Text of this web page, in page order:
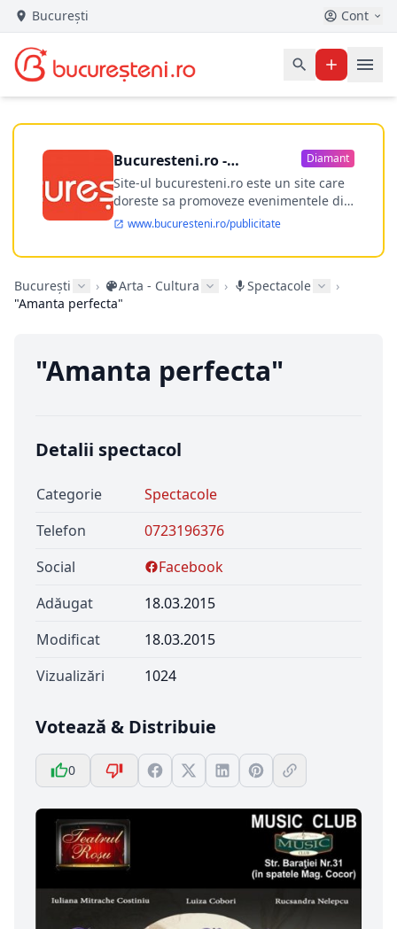
București Cont
Bucuresteni.ro -
publicitate online
Diamant
Site-ul bucuresteni.ro este un site care
doreste sa promoveze evenimentele din
Bucuresti si nu numai, sa puna la
dispozitia utilizatorului cea mai
performanta harta electronica a
ofere posibilitatea firmel...
www.bucuresteni.ro/publicitate
București › Arta - Cultura › Spectacole
›
"Amanta perfecta"
"Amanta perfecta"
Detalii spectacol
Categorie
Spectacole
Telefon
0723196376
Social
Facebook
Adăugat
18.03.2015
Modificat
18.03.2015
Vizualizări
1024
Votează & Distribuie
0